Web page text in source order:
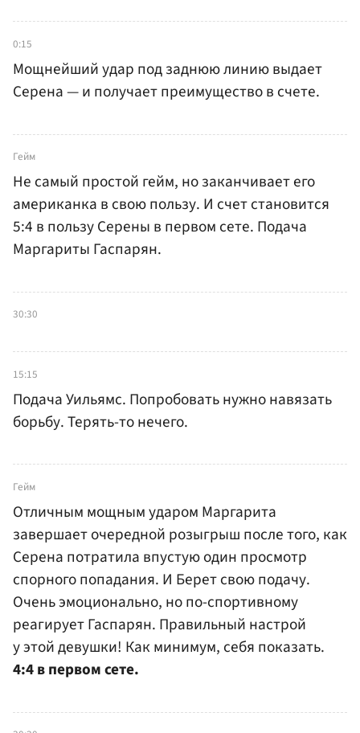
0:15
Мощнейший удар под заднюю линию выдает
Серена — и получает преимущество в счете.
Гейм
Не самый простой гейм, но заканчивает его
американка в свою пользу. И счет становится
5:4 в пользу Серены в первом сете. Подача
Маргариты Гаспарян.
30:30
15:15
Подача Уильямс. Попробовать нужно навязать
борьбу. Терять-то нечего.
Гейм
Отличным мощным ударом Маргарита
завершает очередной розыгрыш после того, как
Серена потратила впустую один просмотр
спорного попадания. И Берет свою подачу.
Очень эмоционально, но по-спортивному
реагирует Гаспарян. Правильный настрой
у этой девушки! Как минимум, себя показать.
4:4 в первом сете.